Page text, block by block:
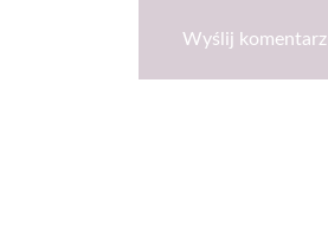
Wyślij komentarz